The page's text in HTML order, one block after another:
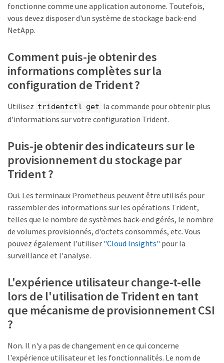
fonctionne comme une application autonome. Toutefois,
vous devez disposer d'un système de stockage back-end
NetApp.
Comment puis-je obtenir des
informations complètes sur la
configuration de Trident ?
Utilisez tridentctl get la commande pour obtenir plus
d'informations sur votre configuration Trident.
Puis-je obtenir des indicateurs sur le
provisionnement du stockage par
Trident ?
Oui. Les terminaux Prometheus peuvent être utilisés pour
rassembler des informations sur les opérations Trident,
telles que le nombre de systèmes back-end gérés, le nombre
de volumes provisionnés, d'octets consommés, etc. Vous
pouvez également l'utiliser "Cloud Insights" pour la
surveillance et l'analyse.
L'expérience utilisateur change-t-elle
lors de l'utilisation de Trident en tant
que mécanisme de provisionnement CSI
?
Non. Il n'y a pas de changement en ce qui concerne
l'expérience utilisateur et les fonctionnalités. Le nom de